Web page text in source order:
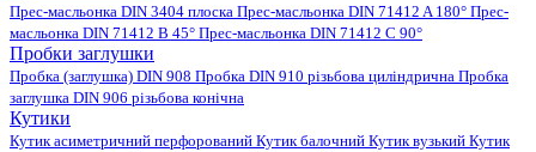
Прес-масльонка DIN 3404 плоска Прес-масльонка DIN 71412 A 180° Прес-
масльонка DIN 71412 B 45° Прес-масльонка DIN 71412 C 90°
Пробки заглушки
Пробка (заглушка) DIN 908 Пробка DIN 910 різьбова циліндрична Пробка
заглушка DIN 906 різьбова конічна
Кутики
Кутик асиметричний перфорований Кутик балочний Кутик вузький Кутик